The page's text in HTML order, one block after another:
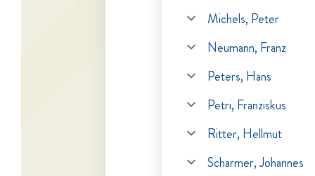
Michels, Peter
Neumann, Franz
Peters, Hans
Petri, Franziskus
Ritter, Hellmut
Scharmer, Johannes